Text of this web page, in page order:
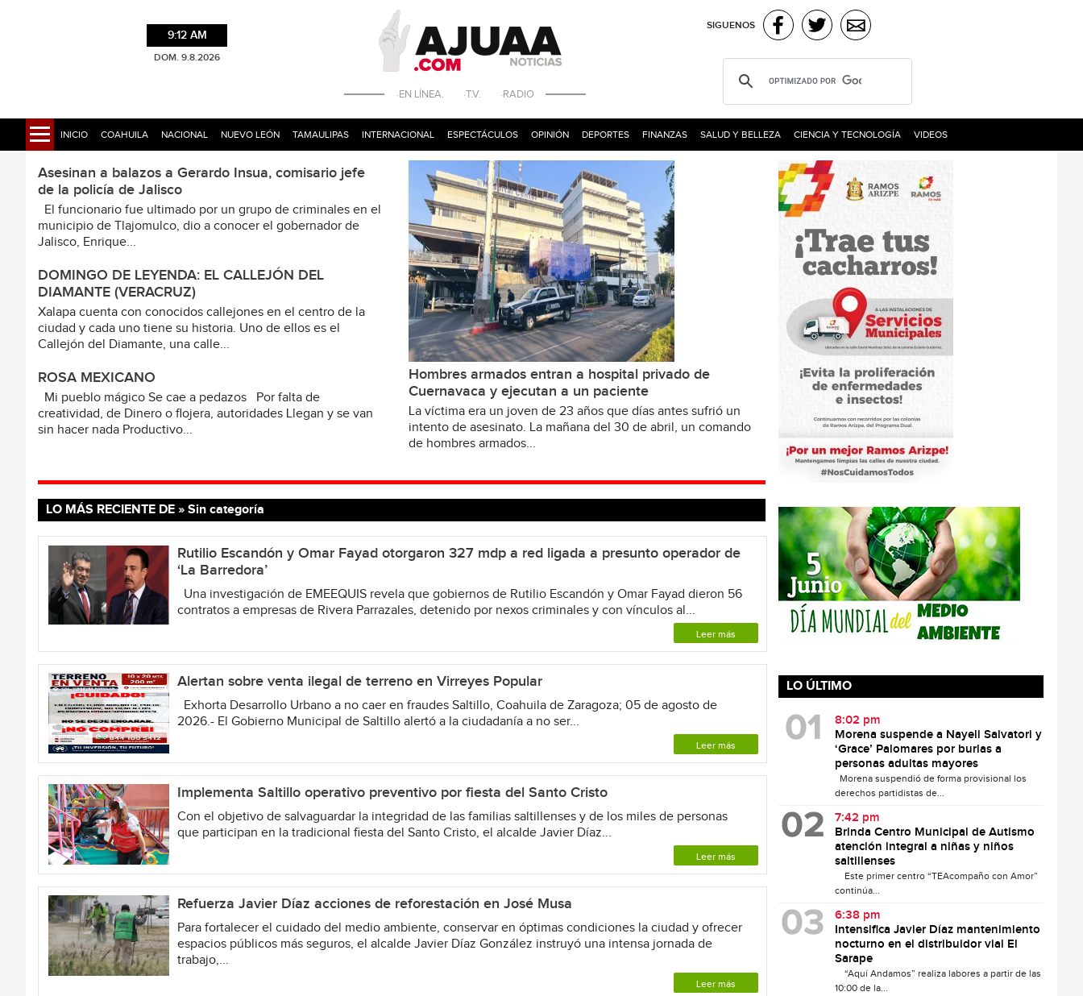
9:12 AM
DOM. 9.8.2026
·EN LÍNEA. ·T.V. ·RADIO
SIGUENOS
INICIO COAHUILA NACIONAL NUEVO LEÓN TAMAULIPAS INTERNACIONAL ESPECTÁCULOS OPINIÓN DEPORTES FINANZAS SALUD Y BELLEZA CIENCIA Y TECNOLOGÍA VIDEOS
Hombres armados entran a hospital privado de
Cuernavaca y ejecutan a un paciente
La víctima era un joven de 23 años que días antes sufrió un
intento de asesinato. La mañana del 30 de abril, un comando
de hombres armados...
Asesinan a balazos a Gerardo Insua, comisario jefe
de la policía de Jalisco
El funcionario fue ultimado por un grupo de criminales en el
municipio de Tlajomulco, dio a conocer el gobernador de
Jalisco, Enrique...
DOMINGO DE LEYENDA: EL CALLEJÓN DEL
DIAMANTE (VERACRUZ)
Xalapa cuenta con conocidos callejones en el centro de la
ciudad y cada uno tiene su historia. Uno de ellos es el
Callejón del Diamante, una calle...
ROSA MEXICANO
Mi pueblo mágico Se cae a pedazos Por falta de
creatividad, de Dinero o flojera, autoridades Llegan y se van
sin hacer nada Productivo...
LO MÁS RECIENTE DE » Sin categoría
Rutilio Escandón y Omar Fayad otorgaron 327 mdp a red ligada a presunto operador de
‘La Barredora’
Una investigación de EMEEQUIS revela que gobiernos de Rutilio Escandón y Omar Fayad dieron 56
contratos a empresas de Rivera Parrazales, detenido por nexos criminales y con vínculos al...
Leer más
Alertan sobre venta ilegal de terreno en Virreyes Popular
Exhorta Desarrollo Urbano a no caer en fraudes Saltillo, Coahuila de Zaragoza; 05 de agosto de
2026.- El Gobierno Municipal de Saltillo alertó a la ciudadanía a no ser...
Leer más
Implementa Saltillo operativo preventivo por fiesta del Santo Cristo
Con el objetivo de salvaguardar la integridad de las familias saltillenses y de los miles de personas
que participan en la tradicional fiesta del Santo Cristo, el alcalde Javier Díaz...
Leer más
Refuerza Javier Díaz acciones de reforestación en José Musa
Para fortalecer el cuidado del medio ambiente, conservar en óptimas condiciones la ciudad y ofrecer
espacios públicos más seguros, el alcalde Javier Díaz González instruyó una intensa jornada de
trabajo,...
Leer más
LO ÚLTIMO
8:02 pm
Morena suspende a Nayeli Salvatori y
‘Grace’ Palomares por burlas a
personas adultas mayores
Morena suspendió de forma provisional los
derechos partidistas de...
7:42 pm
Brinda Centro Municipal de Autismo
atención integral a niñas y niños
saltillenses
Este primer centro “TEAcompaño con Amor”
continúa...
6:38 pm
Intensifica Javier Díaz mantenimiento
nocturno en el distribuidor vial El
Sarape
“Aquí Andamos” realiza labores a partir de las
10:00 de la...